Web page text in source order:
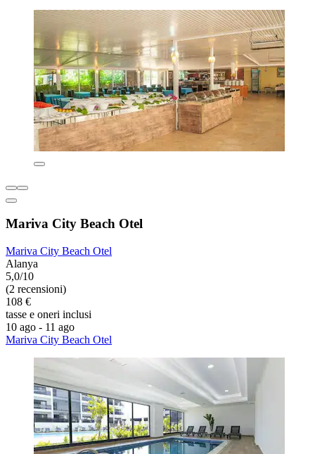
Mariva City Beach Otel
Mariva City Beach Otel
Alanya
5,0/10
(2 recensioni)
108 €
tasse e oneri inclusi
10 ago - 11 ago
Mariva City Beach Otel